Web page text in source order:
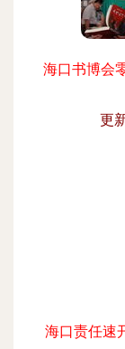
海口书博会
更
海口责任速